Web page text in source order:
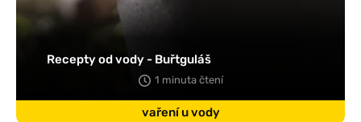
vaření u vody
Recepty od vody - Buřtguláš
1 minuta čtení